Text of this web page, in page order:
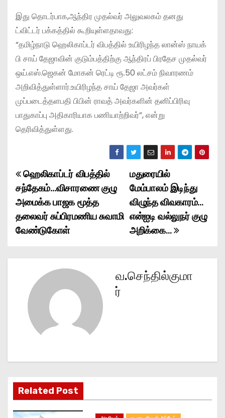
இது தொடர்பாக,ஆந்திர முதல்வர் அலுவலகம் தனது
ட்விட்டர் பக்கத்தில் கூறியுள்ளதாவது:
“தமிழ்நாடு ஹெலிகாப்டர் விபத்தில் உயிரிழந்த லான்ஸ் நாயக்
பி சாய் தேஜாவின் குடும்பத்திற்கு ஆந்திரப் பிரதேச முதல்வர்
ஒய்.எஸ்.ஜெகன் மோகன் ரெட்டி ரூ.50 லட்சம் நிவாரணம்
அறிவித்துள்ளார்.உயிரிழந்த சாய் தேஜா அவர்கள்
முப்படைத்தளபதி பிபின் ராவத் அவர்களின் தனிப்பிரிவு
பாதுகாப்பு அதிகாரியாக பணியாற்றிவர்”, என்று
தெரிவித்துள்ளது.
P
o
s
n
a
t
i
மதுரையில்
மேம்பாலம் இடிந்து
விழுந்த விவகாரம்…
என்ஐடி வல்லுநர் குழு
அறிக்கை…
ஹெலிகாப்டர் விபத்தில்
சந்தேகம்…விசாரணை குழு
அமைக்க பாஜக மூத்த
தலைவர் சுப்பிரமணிய சுவாமி
வேண்டுகோள்
வ.செந்தில்குமா
ர்
Related Post